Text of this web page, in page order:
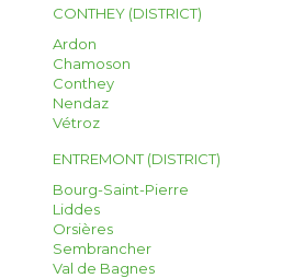
CONTHEY (DISTRICT)
Ardon
Chamoson
Conthey
Nendaz
Vétroz
ENTREMONT (DISTRICT)
Bourg-Saint-Pierre
Liddes
Orsières
Sembrancher
Val de Bagnes